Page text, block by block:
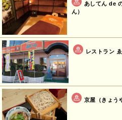
あしてん de
ん）
レストラン
京屋（きょう